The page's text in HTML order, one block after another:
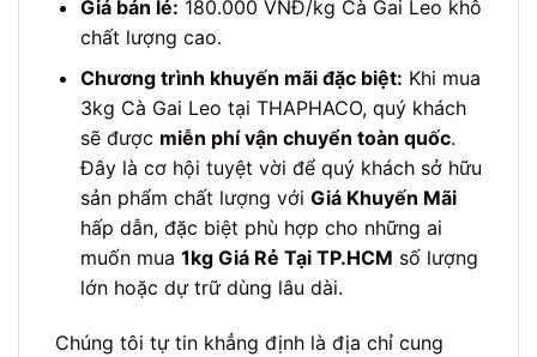
Giá bán lẻ: 180.000 VNĐ/kg Cà Gai Leo khô
chất lượng cao.
Chương trình khuyến mãi đặc biệt: Khi mua
3kg Cà Gai Leo tại THAPHACO, quý khách
sẽ được miễn phí vận chuyển toàn quốc.
Đây là cơ hội tuyệt vời để quý khách sở hữu
sản phẩm chất lượng với Giá Khuyến Mãi
hấp dẫn, đặc biệt phù hợp cho những ai
muốn mua 1kg Giá Rẻ Tại TP.HCM số lượng
lớn hoặc dự trữ dùng lâu dài.
Chúng tôi tự tin khẳng định là địa chỉ cung